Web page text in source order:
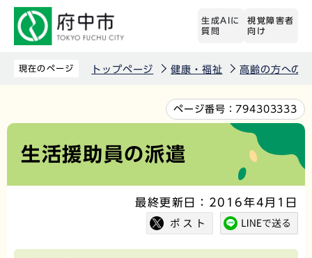
先
す
生成AIに
質問
視覚障害者
向け
現在のページ トップページ 健康・福祉 高齢の方への
文
か
ページ番号：794303333
生活援助員の派遣
最終更新日：2016年4月1日